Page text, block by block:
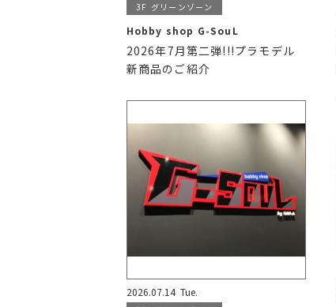
3F グリーンゾーン
Hobby shop G-SouL
2026年7月第二弾!!!プラモデル
新商品のご紹介
2026.07.14 Tue.